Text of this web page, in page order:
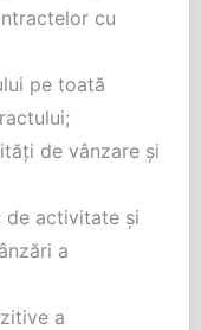
cu
pe toată
de vânzare și
de activitate și
a
a